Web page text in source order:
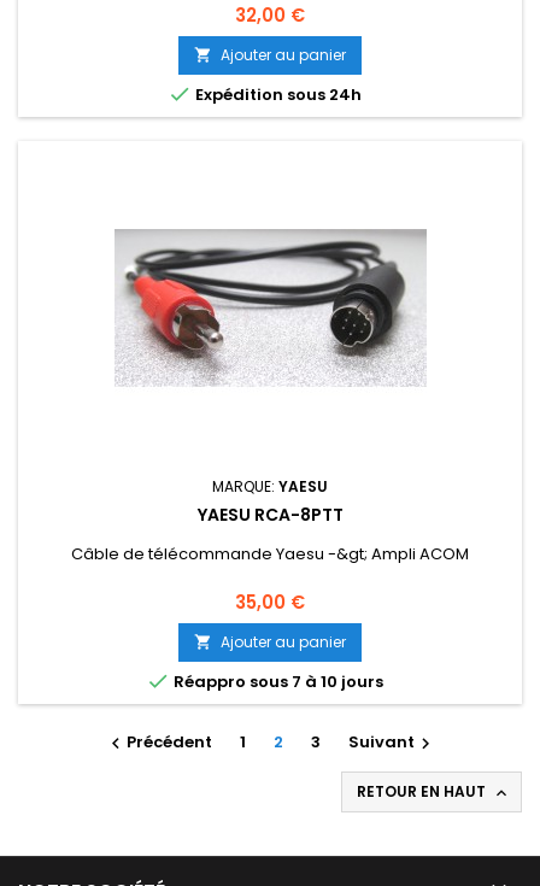
Prix
32,00 €
 Ajouter au panier
 Expédition sous 24h
MARQUE: YAESU
YAESU RCA-8PTT
Câble de télécommande Yaesu -&gt; Ampli ACOM
Prix
35,00 €
 Ajouter au panier
 Réappro sous 7 à 10 jours
 Précédent 1 2 3 Suivant 
RETOUR EN HAUT 